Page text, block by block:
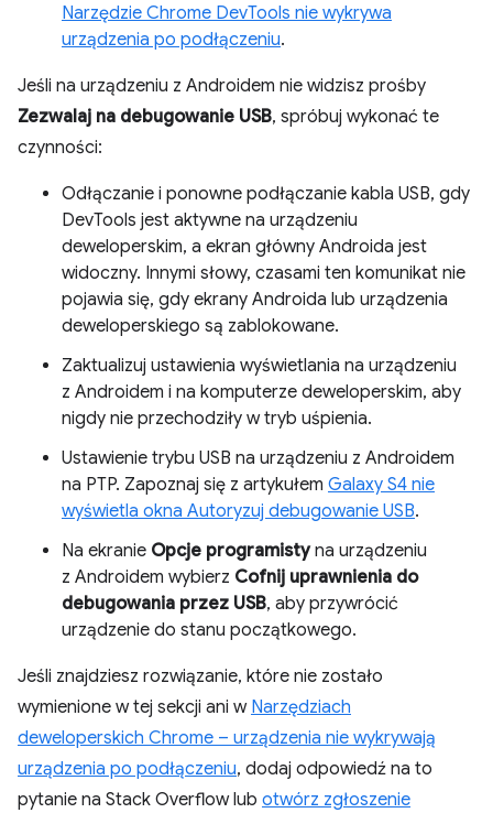
Narzędzie Chrome DevTools nie wykrywa
urządzenia po podłączeniu.
Jeśli na urządzeniu z Androidem nie widzisz prośby
Zezwalaj na debugowanie USB, spróbuj wykonać te
czynności:
Odłączanie i ponowne podłączanie kabla USB, gdy
DevTools jest aktywne na urządzeniu
deweloperskim, a ekran główny Androida jest
widoczny. Innymi słowy, czasami ten komunikat nie
pojawia się, gdy ekrany Androida lub urządzenia
deweloperskiego są zablokowane.
Zaktualizuj ustawienia wyświetlania na urządzeniu
z Androidem i na komputerze deweloperskim, aby
nigdy nie przechodziły w tryb uśpienia.
Ustawienie trybu USB na urządzeniu z Androidem
na PTP. Zapoznaj się z artykułem Galaxy S4 nie
wyświetla okna Autoryzuj debugowanie USB.
Na ekranie Opcje programistyna urządzeniu
z Androidem wybierz Cofnij uprawnienia do
debugowania przez USB, aby przywrócić
urządzenie do stanu początkowego.
Jeśli znajdziesz rozwiązanie, które nie zostało
wymienione w tej sekcji ani w Narzędziach
deweloperskich Chrome – urządzenia nie wykrywają
urządzenia po podłączeniu, dodaj odpowiedź na to
pytanie na Stack Overflow lub otwórz zgłoszenie